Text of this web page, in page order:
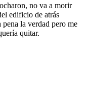
no va a morir
edificio de atrás
la verdad pero me
quitar.